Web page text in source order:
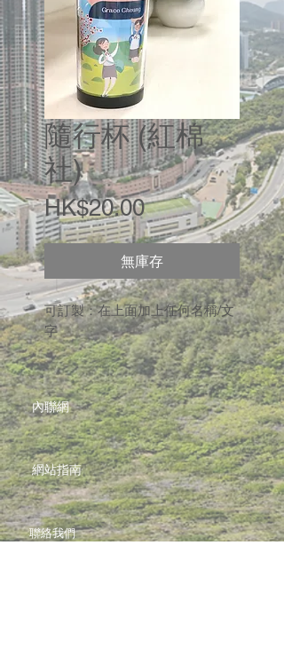
隨行杯 (紅棉
社)
HK$20.00價
格
無庫存
可訂製：在上面加上任何名稱/文
字
內聯網
網站指南
聯絡我們